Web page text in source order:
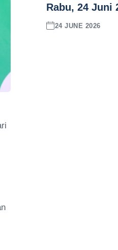
Rabu, 24 Juni
24 JUNE 2026